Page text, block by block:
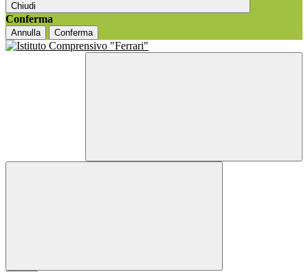
Chiudi
Conferma
Annulla Conferma